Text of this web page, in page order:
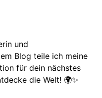
und
Blog teile ich meine
für dein nächstes
die Welt! 🌍✨